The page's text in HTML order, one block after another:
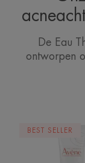
De Eau
ontworpen
BEST SELLER